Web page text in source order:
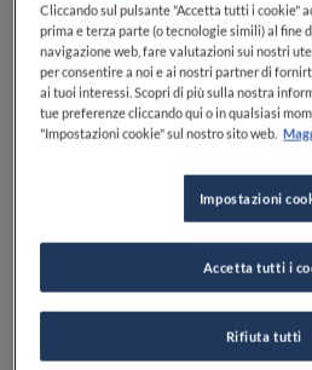
Non solo vino. Che ne dite di
croccanti per uno snack o
sono tanti, basta conoscerli
adatto ai nostri gusti. Forse
è il principale produttore
in rassegna le migliori
varietà
facciamo un po’ di chiarezza sui
specie e sulla loro
essere tale, deve appartenere
mentre nell’uva da tavola
, le cosiddette
l’uva Fragola. Un’altra
Cliccando sul pulsante "Accetta tutti i cookie"
prima e terza parte (o tecnologie simili) al fine
navigazione web, fare valutazioni sui nostri
per consentire a noi e ai nostri partner di
ai tuoi interessi. Scopri di più sulla nostra
tue preferenze cliccando qui o in qualsiasi
"Impostazioni cookie" sul nostro sito web.
Impostazioni
Rifiuta tutti
Accetta tutti i